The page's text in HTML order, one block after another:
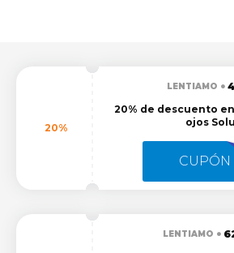
20%
LENTIAMO
20% de descuento
ojos
CUPÓN
LENTIAMO